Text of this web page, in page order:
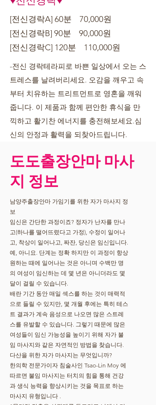
[전신경락A] 60분 70,000원
[전신경락B] 90분 90,000원
[전신경락C] 120분 110,000원
-전신 경락테라피로 바쁜 일상에서 오는 스
트레스를 날려버리세요. 오감을 깨우고 속
부터 치유하는 트리트먼트로 영혼을 깨워
줍니다. 이 제품과 함께 편안한 휴식을 만
끽하고 활기찬 에너지를 충전해보세요.심
신의 안정과 활력을 되찾아드립니다.
도도출장안마 마사
지 정보
남양주출장안마 가임기를 위한 자가 마사지 정
보
임신은 간단한 과정이죠? 정자가 난자를 만나
고(하나를 떨어뜨렸다고 가정), 수정이 일어나
고, 착상이 일어나고, 짜잔, 당신은 임신입니다.
예, 아니요. 단계는 정확 하지만 이 과정이 항상
원하는 때에 일어나는 것은 아니며 수백만 명
의 여성이 임신하는 데 몇 년은 아니더라도 몇
달이 걸릴 수 있습니다.
배란 기간 동안 매일 섹스를 하는 것이 매력적
으로 들릴 수 있지만, 몇 개월 후에는 특히 테스
트 결과가 계속 음성으로 나오면 많은 스트레
스를 유발할 수 있습니다. 그렇기 때문에 많은
여성들이 임신 가능성을 높이기 위해 자가 불
임 마사지와 같은 자연적인 방법을 찾습니다.
다산을 위한 자가 마사지는 무엇입니까?
한의학 전문가이자 침술사인 Tsao-Lin Moy 에
따르면 불임 마사지는 터치의 힘을 통해 건강
과 생식 능력을 향상시키는 것을 목표로 하는
마사지 유형입니다 .